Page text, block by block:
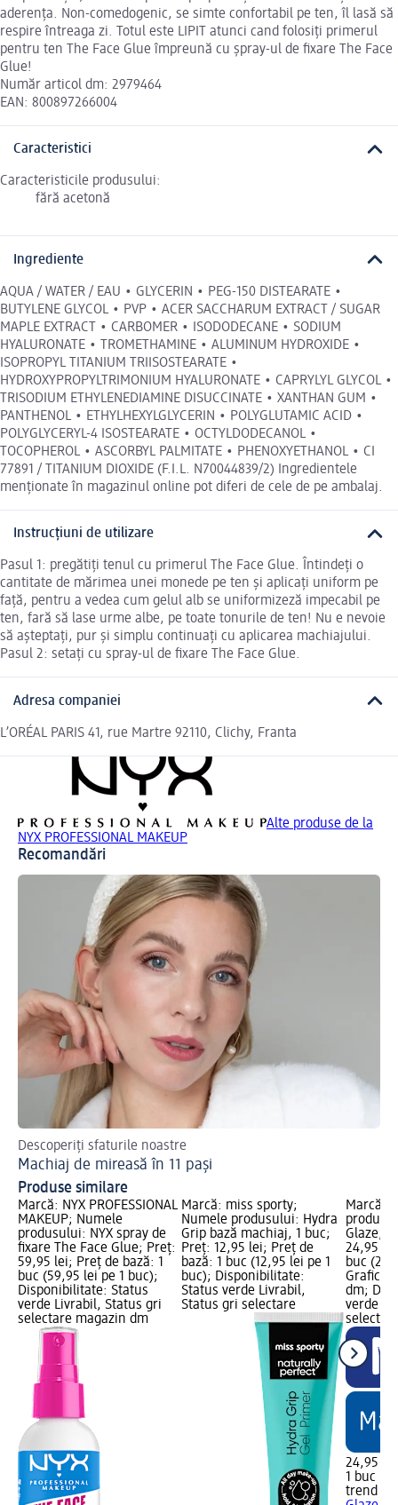
aderența. Non-comedogenic, se simte confortabil pe ten, îl lasă să
respire întreaga zi. Totul este LIPIT atunci cand folosiți primerul
pentru ten The Face Glue împreună cu șpray-ul de fixare The Face
Glue!
Număr articol dm: 2979464
EAN: 800897266004
Caracteristici
Caracteristicile produsului:
fără acetonă
Ingrediente
AQUA / WATER / EAU • GLYCERIN • PEG-150 DISTEARATE •
BUTYLENE GLYCOL • PVP • ACER SACCHARUM EXTRACT / SUGAR
MAPLE EXTRACT • CARBOMER • ISODODECANE • SODIUM
HYALURONATE • TROMETHAMINE • ALUMINUM HYDROXIDE •
ISOPROPYL TITANIUM TRIISOSTEARATE •
HYDROXYPROPYLTRIMONIUM HYALURONATE • CAPRYLYL GLYCOL •
TRISODIUM ETHYLENEDIAMINE DISUCCINATE • XANTHAN GUM •
PANTHENOL • ETHYLHEXYLGLYCERIN • POLYGLUTAMIC ACID •
POLYGLYCERYL-4 ISOSTEARATE • OCTYLDODECANOL •
TOCOPHEROL • ASCORBYL PALMITATE • PHENOXYETHANOL • CI
77891 / TITANIUM DIOXIDE (F.I.L. N70044839/2) Ingredientele
menționate în magazinul online pot diferi de cele de pe ambalaj.
Instrucțiuni de utilizare
Pasul 1: pregătiți tenul cu primerul The Face Glue. Întindeți o
cantitate de mărimea unei monede pe ten și aplicați uniform pe
față, pentru a vedea cum gelul alb se uniformizeză impecabil pe
ten, fară să lase urme albe, pe toate tonurile de ten! Nu e nevoie
să așteptați, pur și simplu continuați cu aplicarea machiajului.
Pasul 2: setați cu spray-ul de fixare The Face Glue.
Adresa companiei
L’ORÉAL PARIS 41, rue Martre 92110, Clichy, Franta
Alte produse de la
NYX PROFESSIONAL MAKEUP
Recomandări
Descoperiți sfaturile noastre
Machiaj de mireasă în 11 pași
Produse similare
Marcă: NYX PROFESSIONAL
MAKEUP; Numele
produsului: NYX spray de
fixare The Face Glue; Preț:
59,95 lei; Preț de bază: 1
buc (59,95 lei pe 1 buc);
Disponibilitate: Status
verde Livrabil, Status gri
selectare magazin dm
Marcă: miss sporty;
Numele produsului: Hydra
Grip bază machiaj, 1 buc;
Preț: 12,95 lei; Preț de
bază: 1 buc (12,95 lei pe 1
buc); Disponibilitate:
Status verde Livrabil,
Status gri selectare
Marcă:
Glaze,
24,95
buc
Grafică
dm;
verde
24,95 lei
1 buc
trend !t